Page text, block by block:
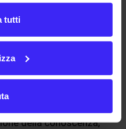
tutti
riguardano solo i
perché all’interno
forme di dialogo tra
digitali e
e sicura, accessibile
collaboratori di
della conoscenza,